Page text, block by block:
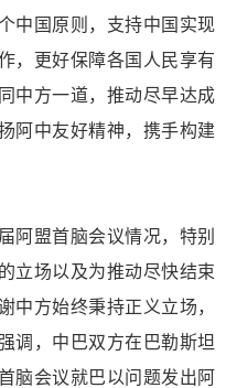
中国原则，支持中国实现
，更好保障各国人民享有
中方一道，推动尽早达成
阿中友好精神，携手构建
盟首脑会议情况，特别
立场以及为推动尽快结束
中方始终秉持正义立场，
调，中巴双方在巴勒斯坦
脑会议就巴以问题发出阿